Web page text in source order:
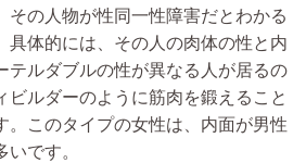
の人物が性同一性障害だとわかる
具体的には、その人の肉体の性と内
テルダブルの性が異なる人が居るの
ビルダーのように筋肉を鍛えること
。このタイプの女性は、内面が男性
です。